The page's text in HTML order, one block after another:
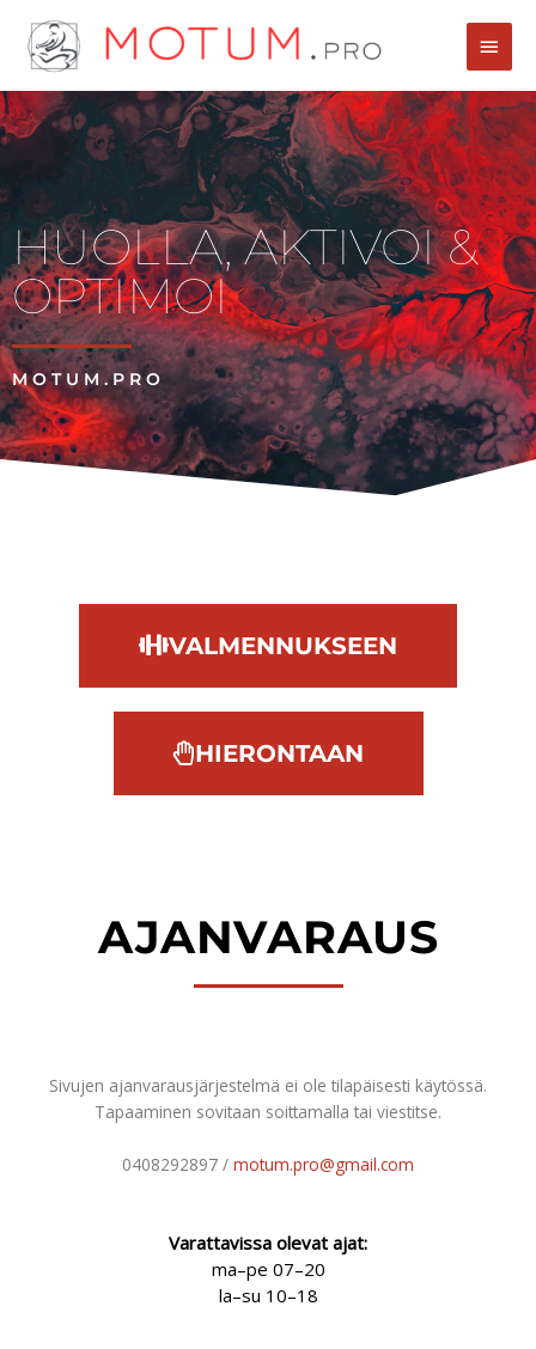
sisältöön
HUOLLA, AKTIVOI &
OPTIMOI
MOTUM.PRO
VALMENNUKSEEN
HIERONTAAN
AJANVARAUS
Sivujen ajanvarausjärjestelmä ei ole tilapäisesti käytössä.
Tapaaminen sovitaan soittamalla tai viestitse.
0408292897 / motum.pro@gmail.com
Varattavissa olevat ajat:
ma–pe 07–20
la–su 10–18